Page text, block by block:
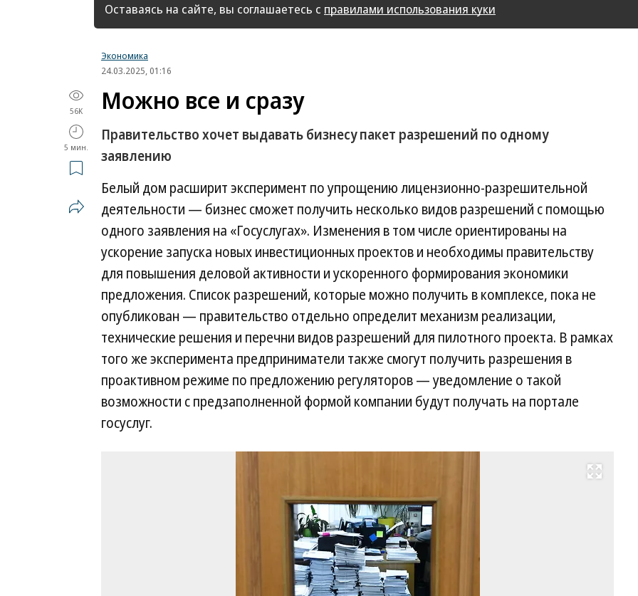
Оставаясь на сайте, вы соглашаетесь с правилами использования куки
Экономика
24.03.2025, 01:16
56K
5 мин.
Можно все и сразу
Правительство хочет выдавать бизнесу пакет разрешений по одному
заявлению
Белый дом расширит эксперимент по упрощению лицензионно-разрешительной
деятельности — бизнес сможет получить несколько видов разрешений с помощью
одного заявления на «Госуслугах». Изменения в том числе ориентированы на
ускорение запуска новых инвестиционных проектов и необходимы правительству
для повышения деловой активности и ускоренного формирования экономики
предложения. Список разрешений, которые можно получить в комплексе, пока не
опубликован — правительство отдельно определит механизм реализации,
технические решения и перечни видов разрешений для пилотного проекта. В рамках
того же эксперимента предприниматели также смогут получить разрешения в
проактивном режиме по предложению регуляторов — уведомление о такой
возможности с предзаполненной формой компании будут получать на портале
госуслуг.
Развернуть на весь экран